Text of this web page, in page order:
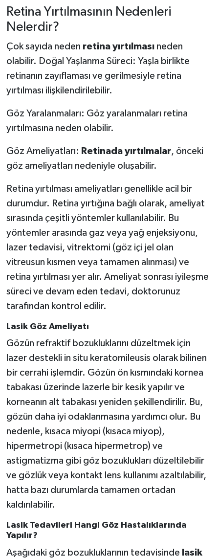
Retina Yırtılmasının Nedenleri
Nelerdir?
Çok sayıda neden retina yırtılmasıneden
olabilir. Doğal Yaşlanma Süreci: Yaşla birlikte
retinanın zayıflaması ve gerilmesiyle retina
yırtılması ilişkilendirilebilir.
Göz Yaralanmaları: Göz yaralanmaları retina
yırtılmasına neden olabilir.
Göz Ameliyatları: Retinada yırtılmalar, önceki
göz ameliyatları nedeniyle oluşabilir.
Retina yırtılması ameliyatları genellikle acil bir
durumdur. Retina yırtığına bağlı olarak, ameliyat
sırasında çeşitli yöntemler kullanılabilir. Bu
yöntemler arasında gaz veya yağ enjeksiyonu,
lazer tedavisi, vitrektomi (göz içi jel olan
vitreusun kısmen veya tamamen alınması) ve
retina yırtılması yer alır. Ameliyat sonrası iyileşme
süreci ve devam eden tedavi, doktorunuz
tarafından kontrol edilir.
Lasik Göz Ameliyatı
Gözün refraktif bozukluklarını düzeltmek için
lazer destekli in situ keratomileusis olarak bilinen
bir cerrahi işlemdir. Gözün ön kısmındaki kornea
tabakası üzerinde lazerle bir kesik yapılır ve
korneanın alt tabakası yeniden şekillendirilir. Bu,
gözün daha iyi odaklanmasına yardımcı olur. Bu
nedenle, kısaca miyopi (kısaca miyop),
hipermetropi (kısaca hipermetrop) ve
astigmatizma gibi göz bozuklukları düzeltilebilir
ve gözlük veya kontakt lens kullanımı azaltılabilir,
hatta bazı durumlarda tamamen ortadan
kaldırılabilir.
Lasik Tedavileri Hangi Göz Hastalıklarında
Yapılır?
Aşağıdaki göz bozukluklarının tedavisinde lasik